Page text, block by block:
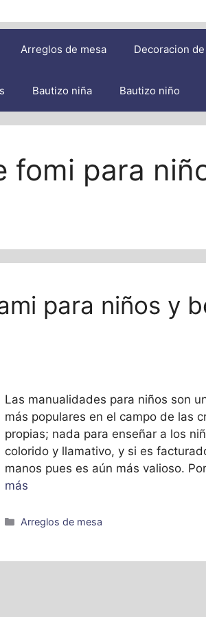
Arreglos de mesa Decoracion
Bautizo niña Bautizo niño
fomi para
para niños y
Las manualidades para niños son
más populares en el campo de las
propias; nada para enseñar a los
colorido y llamativo, y si es
manos pues es aún más valioso.
más
Categorías
Arreglos de mesa